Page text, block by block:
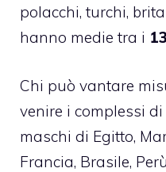
polacchi, turchi,
hanno medie tra i
Chi può vantare
venire i complessi
maschi di Egitto,
Francia, Brasile,